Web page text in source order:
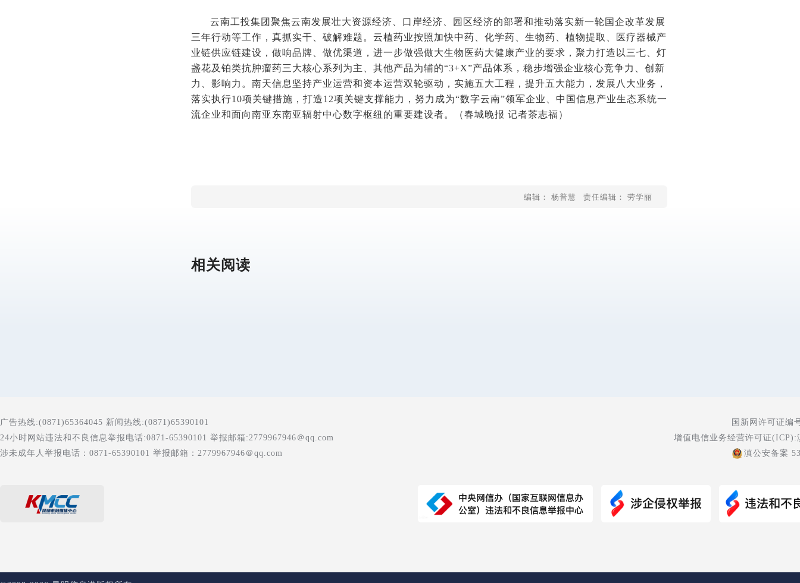
云南工投集团聚焦云南发展壮大资源经济、口岸经济、园区经济的部署和推动落实新一轮国企改革发展
三年行动等工作，真抓实干、破解难题。云植药业按照加快中药、化学药、生物药、植物提取、医疗器械产
业链供应链建设，做响品牌、做优渠道，进一步做强做大生物医药大健康产业的要求，聚力打造以三七、灯
盏花及铂类抗肿瘤药三大核心系列为主、其他产品为辅的“3+X”产品体系，稳步增强企业核心竞争力、创新
力、影响力。南天信息坚持产业运营和资本运营双轮驱动，实施五大工程，提升五大能力，发展八大业务，
落实执行10项关键措施，打造12项关键支撑能力，努力成为“数字云南”领军企业、中国信息产业生态系统一
流企业和面向南亚东南亚辐射中心数字枢纽的重要建设者。
（春城晚报 记者茶志福）
编辑： 杨普慧 责任编辑： 劳学丽
相关阅读
广告热线:(0871)65364045 新闻热线:(0871)65390101
24小时网站违法和不良信息举报电话:0871-65390101 举报邮箱:2779967946＠qq.com
涉未成年人举报电话：0871-65390101 举报邮箱：2779967946＠qq.com
国新网许可证编
增值电信业务经营许可证(ICP):
滇公安备案